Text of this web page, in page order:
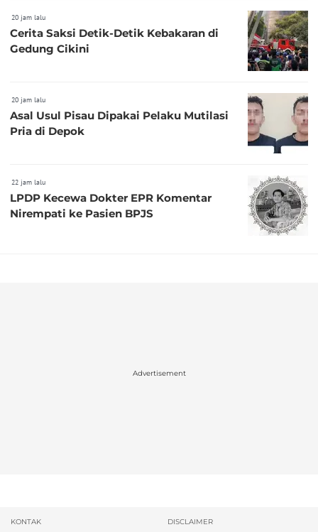
20 jam lalu
Cerita Saksi Detik-Detik Kebakaran di
Gedung Cikini
20 jam lalu
Asal Usul Pisau Dipakai Pelaku Mutilasi
Pria di Depok
22 jam lalu
LPDP Kecewa Dokter EPR Komentar
Nirempati ke Pasien BPJS
Advertisement
KONTAK DISCLAIMER